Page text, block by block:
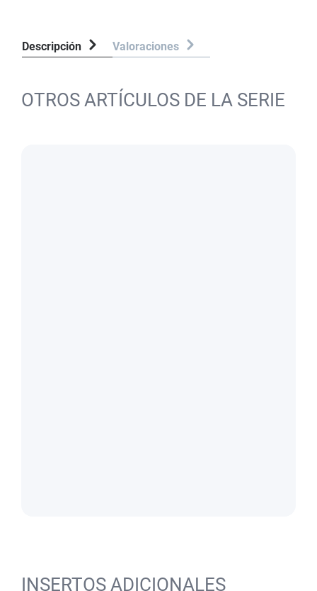
Descripción Valoraciones
OTROS ARTÍCULOS DE LA SERIE
INSERTOS ADICIONALES